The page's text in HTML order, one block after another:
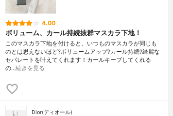
4.00
ボリューム、カール持続抜群マスカラ下地！
このマスカラ下地を付けると、いつものマスカラが同じも
のとは思えないほど?ボリュームアップ?カール持続?綺麗な
セパレートを叶えてくれます！カールキープしてくれる
の…続きを見る
Dior(ディオール)